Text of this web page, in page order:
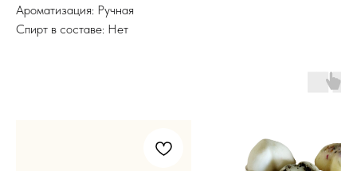
Ароматизация: Ручная
Спирт в составе: Нет